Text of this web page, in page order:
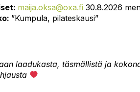
maija.oksa@oxa.fi 30.8.2026
”Kumpula, pilateskausi”
laadukasta, täsmällistä ja